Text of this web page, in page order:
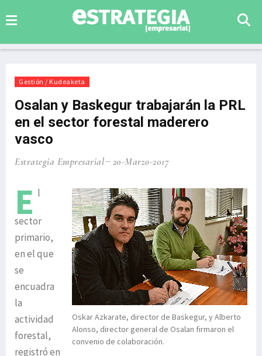
Gestión / Kudeaketa
Osalan y Baskegur trabajarán la PRL
en el sector forestal maderero
vasco
Estrategia Empresarial 20-Marzo-2017
Oskar Azkarate, director de Baskegur, y Alberto
Alonso, director general de Osalan firmaron el
convenio de colaboración.
E l
sector
primario,
en el que
se
encuadra
la
actividad
forestal,
registró en